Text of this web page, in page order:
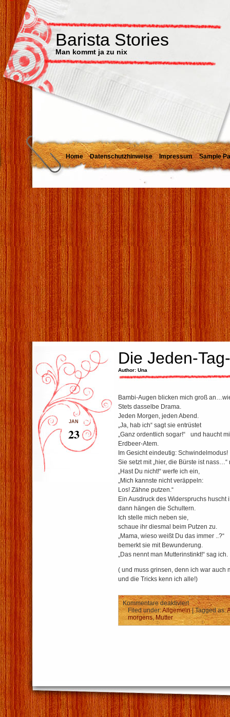
Barista Stories
Man kommt ja zu nix
Home Datenschutzhinweise Impressum Sample
Die Jeden-
Author: Una
JAN
23
Bambi-Augen blicken mich groß
Stets dasselbe Drama.
Jeden Morgen, jeden Abend.
„Ja, hab ich“ sagt sie entrüstet
„Ganz ordentlich sogar!“ und haucht
Erdbeer-Atem.
Im Gesicht eindeutig: Schwindelmodus!
Sie setzt mit „hier, die Bürste ist
„Hast Du nicht!“ werfe ich ein,
„Mich kannste nicht veräppeln:
Los! Zähne putzen.“
Ein Ausdruck des Widerspruchs huscht
dann hängen die Schultern.
Ich stelle mich neben sie,
schaue ihr diesmal beim Putzen zu.
„Mama, wieso weißt Du das immer ..?“
bemerkt sie mit Bewunderung.
„Das nennt man Mutterinstinkt!“ sag ich.
( und muss grinsen, denn ich war auch
und die Tricks kenn ich alle!)
Kommentare deaktiviertfür
Die
Jeden-
Tag-
Filed under:Allgemein| Tagged as:
morgens, Mutter